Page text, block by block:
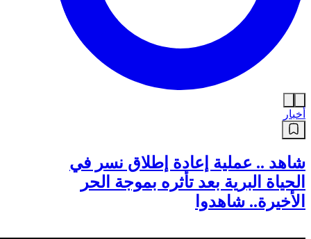
أخبار
شاهد .. عملية إعادة إطلاق نسر في
الحياة البرية بعد تأثره بموجة الحر
الأخيرة.. شاهدوا